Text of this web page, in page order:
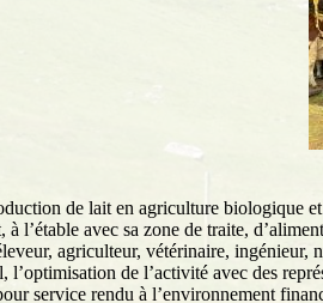
de lait en agriculture biologique
l’étable avec sa zone de traite,
agriculteur, vétérinaire, ingénieur,
l’optimisation de l’activité avec des
service rendu à l’environnement